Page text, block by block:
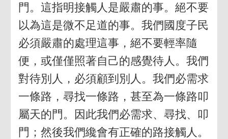
門。這指明接觸人是嚴肅的事。絕不要
以為這是微不足道的事。我們國度子民
必須嚴肅的處理這事，絕不要輕率隨
便，或僅僅照著自己的感覺待人。我們
對待別人，必須顧到別人。我們必需求
一條路，尋找一條路，甚至為一條路叩
屬天的門。因此我們必需求、尋找、叩
門；然後我們纔會有正確的路接觸人。